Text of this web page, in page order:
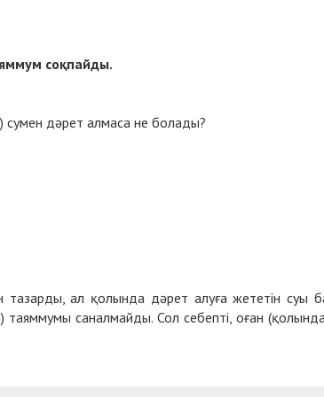
соқпайды.
сумен дәрет алмаса не болады?
ал қолында дәрет алуға жететін суы
таяммумы саналмайды. Сол себепті, оған